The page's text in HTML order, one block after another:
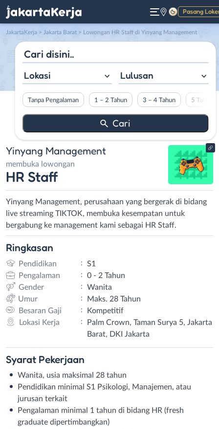
Pasang
Gelap
JakartaKerja > Jakarta Barat > Lowongan HR Staff di Yinyang Management
Lokasi Lulusan
Tanpa Pengalaman 1 – 2 Tahun 3 – 4 Tahun 5 Tahun
Yinyang Management
membuka lowongan
HR Staff
Yinyang Management, perusahaan yang bergerak di bidang
live streaming TIKTOK, membuka kesempatan untuk
bergabung ke management kami sebagai HR Staff.
Ringkasan
Pendidikan :
S1
Pengalaman
:
0 - 2 Tahun
Gender
:
Wanita
Umur
:
Maks. 28 Tahun
Besaran Gaji
:
Kompetitif
Lokasi Kerja
:
Palm Crown, Taman Surya 5, Jakarta
Barat, DKI Jakarta
Syarat Pekerjaan
Wanita, usia maksimal 28 tahun
Pendidikan minimal S1 Psikologi, Manajemen, atau
jurusan terkait
Pengalaman minimal 1 tahun di bidang HR (fresh
graduate dipertimbangkan)